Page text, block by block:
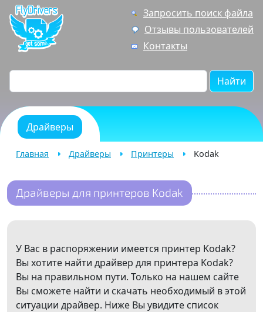
Запросить поиск файла
Отзывы пользователей
Контакты
Найти
Драйверы
Главная Драйверы Принтеры Kodak
Драйверы для принтеров Kodak
У Вас в распоряжении имеется принтер Kodak?
Вы хотите найти драйвер для принтера Kodak?
Вы на правильном пути. Только на нашем сайте
Вы сможете найти и скачать необходимый в этой
ситуации драйвер. Ниже Вы увидите список